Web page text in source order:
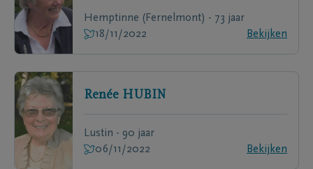
Hemptinne (Fernelmont) - 73 jaar
18/11/2022
Bekijken
Renée HUBIN
Lustin - 90 jaar
06/11/2022
Bekijken